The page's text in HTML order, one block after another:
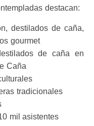
destacan:
destilados de caña,
gourmet
de caña en
Caña
tradicionales
mil asistentes